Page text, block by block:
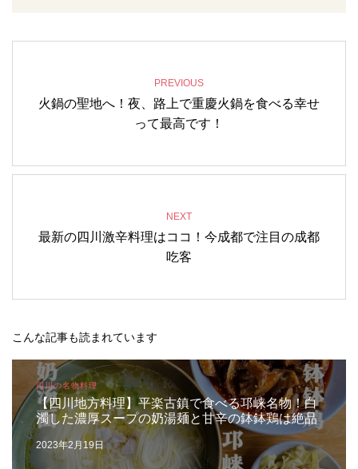
PREVIOUS
火鍋の聖地へ！夜、路上で重慶火鍋を食べる幸せ
って最高です！
NEXT
最新の四川激辛料理はココ！今成都で注目の成都
吃客
こんな記事も読まれています
四川の名物料理
【四川地方料理】平楽古鎮で食べる邛崃名物！白
濁した濃厚スープの奶湯麺と甘辛の鉢鉢鶏は絶品
2023年2月19日